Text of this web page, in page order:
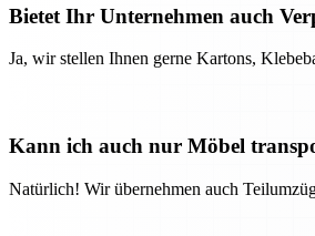
Bietet Ihr Unternehmen auch
Ja, wir stellen Ihnen gerne Kartons,
Kann ich auch nur Möbel
Natürlich! Wir übernehmen auch